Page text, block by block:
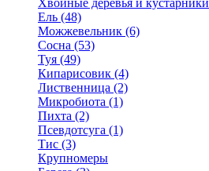
Хвойные деревья и кустарники
Ель (48)
Можжевельник (6)
Сосна (53)
Туя (49)
Кипарисовик (4)
Лиственница (2)
Микробиота (1)
Пихта (2)
Псевдотсуга (1)
Тис (3)
Крупномеры